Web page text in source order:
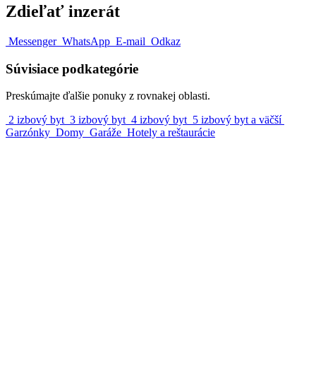
Zdieľať inzerát
Messenger WhatsApp E-mail Odkaz
Súvisiace podkategórie
Preskúmajte ďalšie ponuky z rovnakej oblasti.
2 izbový byt 3 izbový byt 4 izbový byt 5 izbový byt a väčší
Garzónky Domy Garáže Hotely a reštaurácie